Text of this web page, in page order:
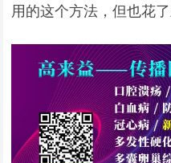
用的这个方法，但也花